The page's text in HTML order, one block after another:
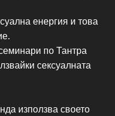
енергия и това
по Тантра
сексуалната
използва своето